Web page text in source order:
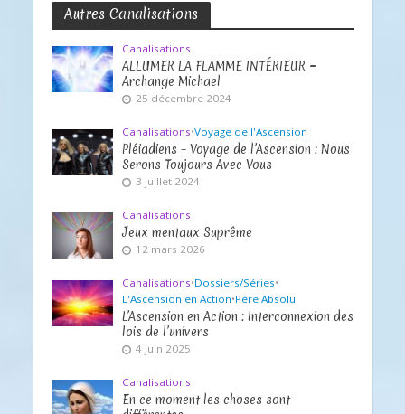
Autres Canalisations
Canalisations
ALLUMER LA FLAMME INTÉRIEUR ~
Archange Michael
25 décembre 2024
Canalisations•Voyage de l'Ascension
Pléiadiens – Voyage de l’Ascension : Nous
Serons Toujours Avec Vous
3 juillet 2024
Canalisations
Jeux mentaux Suprême
12 mars 2026
Canalisations•Dossiers/Séries•
L'Ascension en Action•Père Absolu
L’Ascension en Action : Interconnexion des
lois de l’univers
4 juin 2025
Canalisations
En ce moment les choses sont